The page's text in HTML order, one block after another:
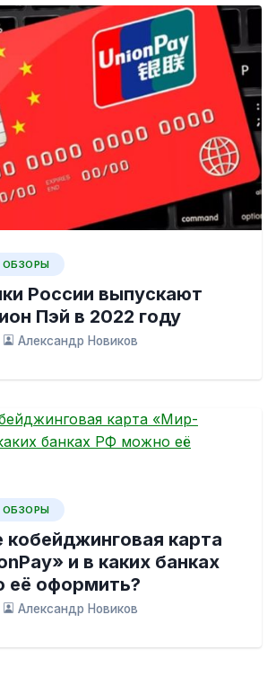
ОБЗОРЫ
России выпускают
Пэй в 2022 году
Александр Новиков
ОБЗОРЫ
кобейджинговая карта
и в каких банках
оформить?
Александр Новиков